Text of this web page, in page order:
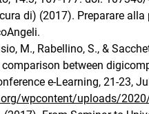
cura di) (2017). Preparare
M., Rabellino, S., &
between
e-Learning, 21-23,
wpcontent/uploads/